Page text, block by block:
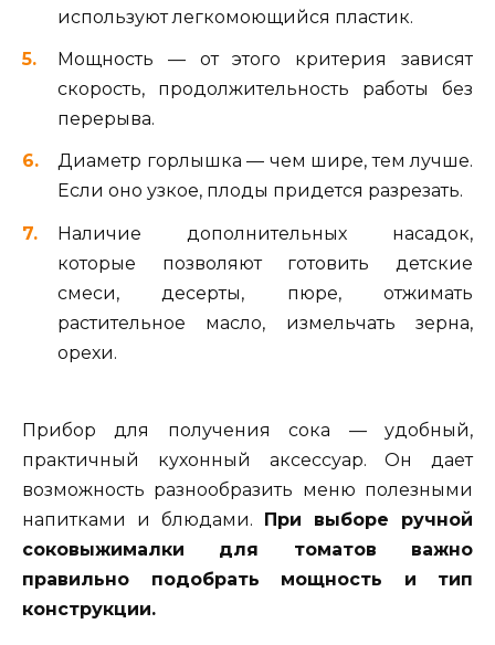
используют легкомоющийся пластик.
Мощность — от этого критерия зависят
скорость, продолжительность работы без
перерыва.
Диаметр горлышка — чем шире, тем лучше.
Если оно узкое, плоды придется разрезать.
Наличие дополнительных насадок,
которые позволяют готовить детские
смеси, десерты, пюре, отжимать
растительное масло, измельчать зерна,
орехи.
Прибор для получения сока — удобный,
практичный кухонный аксессуар. Он дает
возможность разнообразить меню полезными
напитками и блюдами. При выборе ручной
соковыжималки для томатов важно
правильно подобрать мощность и тип
конструкции.